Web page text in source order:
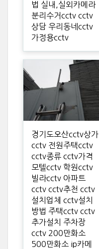
법 실내,실외카메라
분리수거cctv cctv
상담 우리동네cctv
가정용cctv
경기도오산cctv상가
cctv 전원주택cctv
cctv종류 cctv가격
모텔cctv 학원cctv
빌라cctv 아파트
cctv cctv추천 cctv
설치업체 cctv설치
방법 주택cctv cctv
추가설치 주차장
cctv 200만화소
500만화소 ip카메